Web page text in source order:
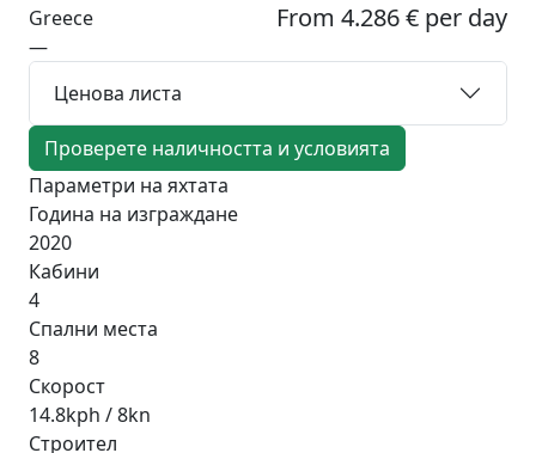
From 4.286 € per day
Greece
—
Ценова листа
Проверете наличността и условията
Параметри на яхтата
Година на изграждане
2020
Кабини
4
Спални места
8
Скорост
14.8kph / 8kn
Строител